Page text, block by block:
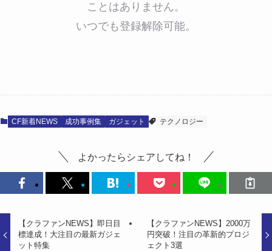
ことはありません。
いつでも登録解除可能。
CF新着NEWS 成功事例集 ガジェット テクノロジー
よかったらシェアしてね！
【クラファンNEWS】即日目
標達成！大注目の最新ガジェ
ット特集
【クラファンNEWS】2000万
円突破！注目の革新的プロジ
ェクト3選